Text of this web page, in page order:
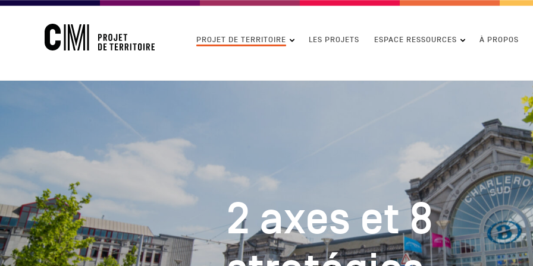
CM
-
Navigation
PROJET DE TERRITOIRE LES PROJETS ESPACE RESSOURCES À PROPOS
2 axes et 8